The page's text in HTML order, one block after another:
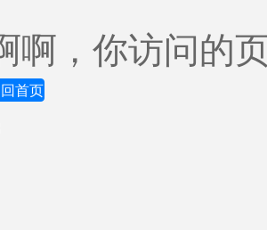
啊，你访问的
首页